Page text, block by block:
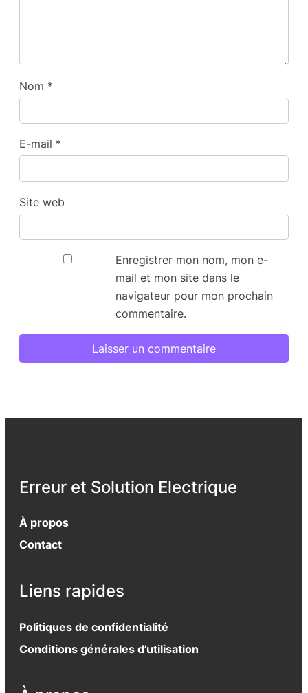
Nom *
E-mail *
Site web
Enregistrer mon nom, mon e-
mail et mon site dans le
navigateur pour mon prochain
commentaire.
Erreur et Solution Electrique
À propos
Contact
Liens rapides
Politiques de confidentialité
Conditions générales d’utilisation